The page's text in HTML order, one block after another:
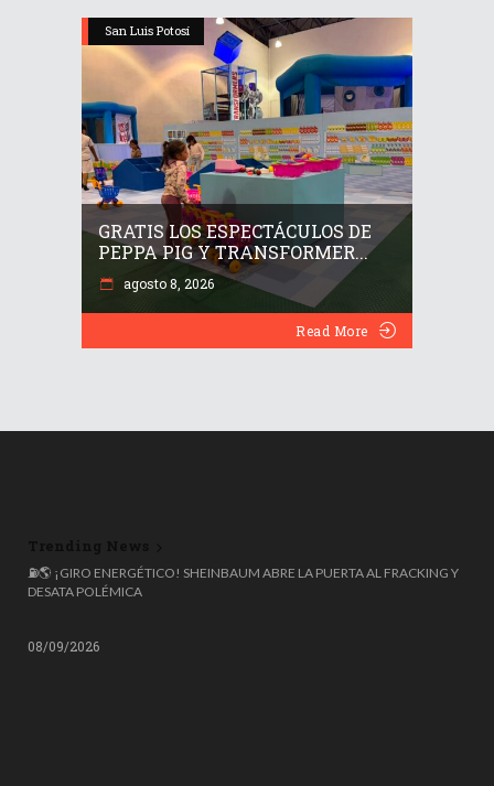
San Luis Potosí
GRATIS LOS ESPECTÁCULOS DE
PEPPA PIG Y TRANSFORMER...
agosto 8, 2026
Read More
🌍 ESPAÑA ROZA LOS 50 MILLONES DE HABITANTES, PERO EL 20%
NACIÓ FUERA: COLOMBIANOS, VENEZOLANOS Y MARROQUÍES
08/09/2026